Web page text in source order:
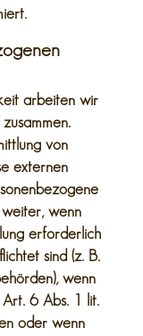
arbeiten wir
von
externen
wenn
erforderlich
sind (z. B.
wenn
6 Abs. 1 lit.
oder wenn